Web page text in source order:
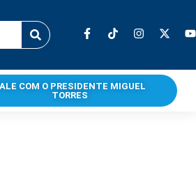
COM O PRESIDENTE MIGUEL
TORRES